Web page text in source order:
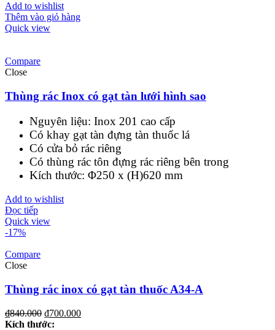
Add to wishlist
Thêm vào giỏ hàng
Quick view
Compare
Close
Thùng rác Inox có gạt tàn lưới hình sao
Nguyên liệu: Inox 201 cao cấp
Có khay gạt tàn đựng tàn thuốc lá
Có cửa bỏ rác riêng
Có thùng rác tôn đựng rác riêng bên trong
Kích thước: Φ250 x (H)620 mm
Add to wishlist
Đọc tiếp
Quick view
-17%
Compare
Close
Thùng rác inox có gạt tàn thuốc A34-A
₫840.000 ₫700.000
Kích thước: